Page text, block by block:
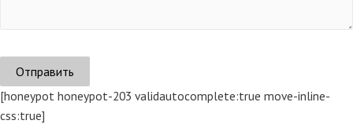
[honeypot honeypot-203 validautocomplete:true move-inline-
css:true]